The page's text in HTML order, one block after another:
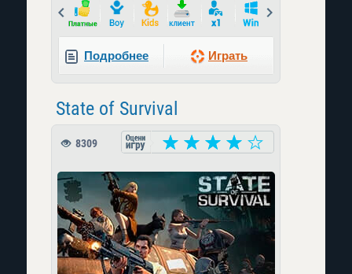
Prev
Подробнее Играть
State of Survival
8309